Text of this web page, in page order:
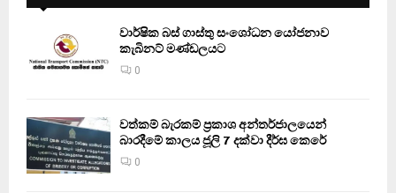
වාර්ෂික බස් ගාස්තු සංශෝධන යෝජනාව
කැබිනට් මණ්ඩලයට
0
වත්කම් බැරකම් ප්‍රකාශ අන්තර්ජාලයෙන්
බාරදීමේ කාලය ජූලි 7 දක්වා දීර්ඝ කෙරේ
0